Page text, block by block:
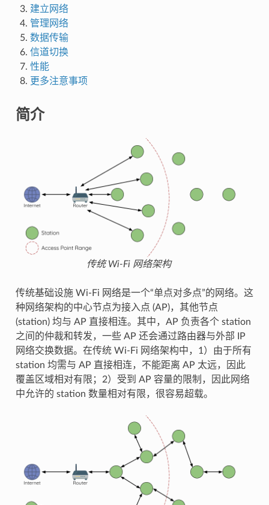
建立网络
管理网络
数据传输
信道切换
性能
更多注意事项
简介
传统 Wi-Fi 网络架构
传统基础设施 Wi-Fi 网络是一个“单点对多点”的网络。这
种网络架构的中心节点为接入点 (AP)，其他节点
(station) 均与 AP 直接相连。其中，AP 负责各个 station
之间的仲裁和转发，一些 AP 还会通过路由器与外部 IP
网络交换数据。在传统 Wi-Fi 网络架构中，1）由于所有
station 均需与 AP 直接相连，不能距离 AP 太远，因此
覆盖区域相对有限；2）受到 AP 容量的限制，因此网络
中允许的 station 数量相对有限，很容易超载。